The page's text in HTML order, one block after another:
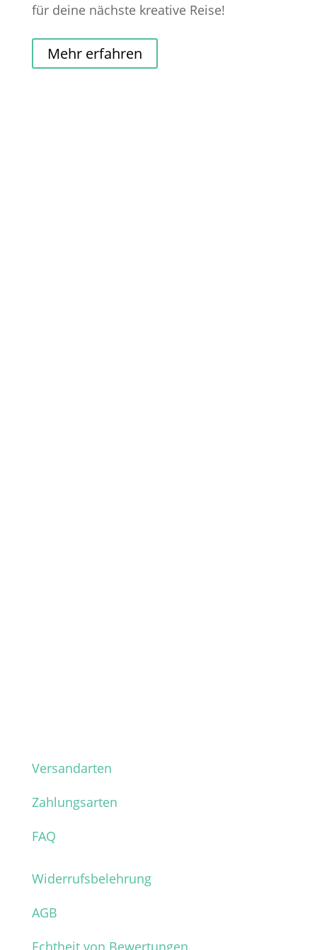
für deine nächste kreative Reise!
Mehr erfahren
Versandarten
Zahlungsarten
FAQ
Widerrufsbelehrung
AGB
Echtheit von Bewertungen